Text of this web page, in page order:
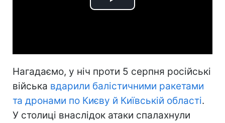
Play
Нагадаємо, у ніч проти 5 серпня російські
війська вдарили балістичними ракетами
та дронами по Києву й Київській області.
У столиці внаслідок атаки спалахнули